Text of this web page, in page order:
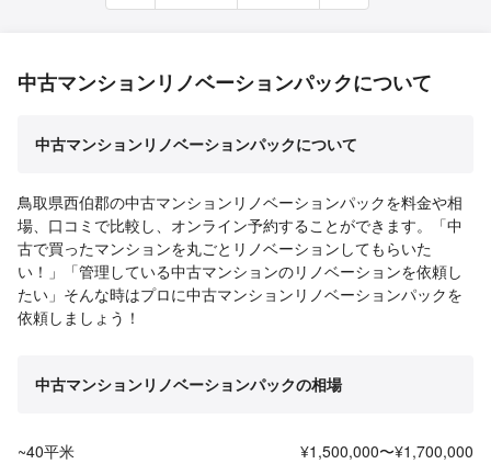
中古マンションリノベーションパックについて
中古マンションリノベーションパックについて
鳥取県西伯郡の中古マンションリノベーションパックを料金や相
場、口コミで比較し、オンライン予約することができます。「中
古で買ったマンションを丸ごとリノベーションしてもらいた
い！」「管理している中古マンションのリノベーションを依頼し
たい」そんな時はプロに中古マンションリノベーションパックを
依頼しましょう！
中古マンションリノベーションパックの相場
~40平米
¥1,500,000〜¥1,700,000